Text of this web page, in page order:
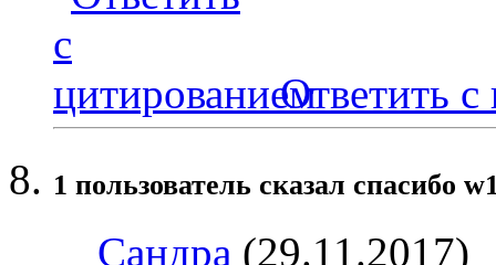
Ответить с
1 пользователь сказал cпасибо
Сандра (29.11.2017)